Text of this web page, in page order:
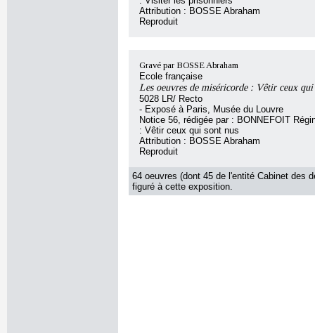
Attribution : BOSSE Abraham
Reproduit
Gravé par BOSSE Abraham
Ecole française
Les oeuvres de miséricorde : Vêtir ceux qui
5028 LR/ Recto
- Exposé à Paris, Musée du Louvre
Notice 56, rédigée par : BONNEFOIT
: Vêtir ceux qui sont nus
Attribution : BOSSE Abraham
Reproduit
64 oeuvres (dont 45 de l'entité Cabinet des
figuré à cette exposition.